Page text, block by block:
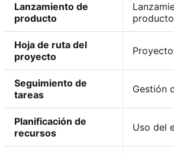
Lanzamiento de
producto
Hoja de ruta del
proyecto
Seguimiento de
tareas
Gestión
Planificación de
recursos
Uso del